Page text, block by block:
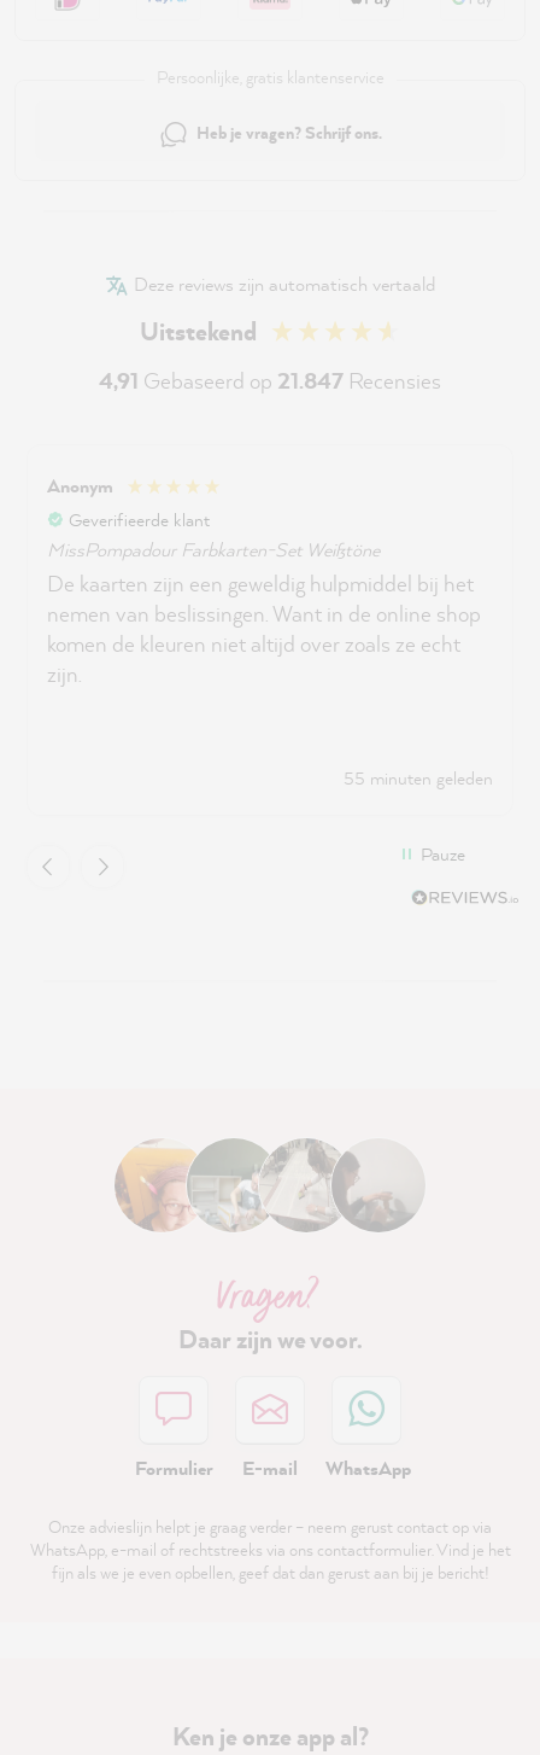
Persoonlijke, gratis klantenservice
Heb je vragen? Schrijf ons.
Deze reviews zijn automatisch vertaald
Uitstekend
4,91 Gebaseerd op 21.847 Recensies
Anonym
Geverifieerde klant
MissPompadour Farbkarten-Set Weißtöne
De kaarten zijn een geweldig hulpmiddel bij het
nemen van beslissingen. Want in de online shop
komen de kleuren niet altijd over zoals ze echt
zijn.
55 minuten geleden
Pauze
Vragen?
Daar zijn we voor.
Formulier E-mail WhatsApp
Onze advieslijn helpt je graag verder – neem gerust contact op via
WhatsApp, e-mail of rechtstreeks via ons contactformulier. Vind je het
fijn als we je even opbellen, geef dat dan gerust aan bij je bericht!
Ken je onze app al?